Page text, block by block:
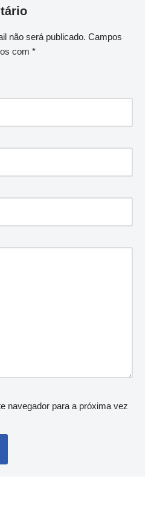
não será publicado. Campos
com *
navegador para a próxima vez